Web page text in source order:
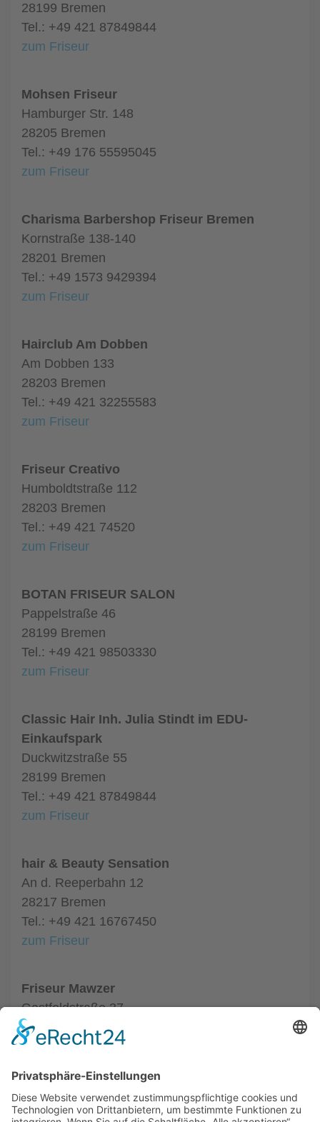
28199 Bremen
Tel.: +49 421 87849844
zum Friseur
Mohsen Friseur
Hamburger Str. 148
28205 Bremen
Tel.: +49 176 55595045
zum Friseur
Charisma Barbershop Friseur Bremen
Kornstraße 138-140
28201 Bremen
Tel.: +49 1573 9429394
zum Friseur
Hairclub Am Dobben
Am Dobben 133
28203 Bremen
Tel.: +49 421 32255583
zum Friseur
Friseur Creativo
Humboldtstraße 112
28203 Bremen
Tel.: +49 421 74520
zum Friseur
BOTAN FRISEUR SALON
Pappelstraße 46
28199 Bremen
Tel.: +49 421 98503330
zum Friseur
Classic Hair Inh. Julia Stindt im EDU-
Einkaufspark
Duckwitzstraße 55
28199 Bremen
Tel.: +49 421 87849844
zum Friseur
hair & Beauty Sensation
An d. Reeperbahn 12
28217 Bremen
Tel.: +49 421 16767450
zum Friseur
Friseur Mawzer
Gastfeldstraße 37
28201 Bremen
Tel.: +49 421 59748874